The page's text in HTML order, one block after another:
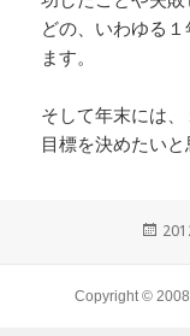
どの、いわゆる
ます。
そして年末には
目標を決めたいと
投
Copyright © 2008